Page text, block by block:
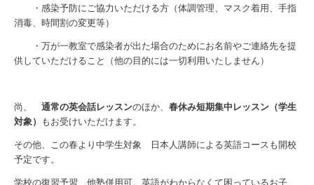
・感染予防にご協力いただける方（体調管理、マスク着用、手指
消毒、時間割の変更等）
・万が一教室で感染者が出た場合のためにお名前やご連絡先を提
供していただけること（他の目的には一切利用いたしません）
尚、 通常の英会話レッスンのほか、 春休み短期集中レッスン（学生
対象）
もお受けいただけます。
その他、この春より中学生対象 日本人講師による英語コースも開校
予定です。
学校の復習予習、他塾併用可。英語がわからなくて困っているお子